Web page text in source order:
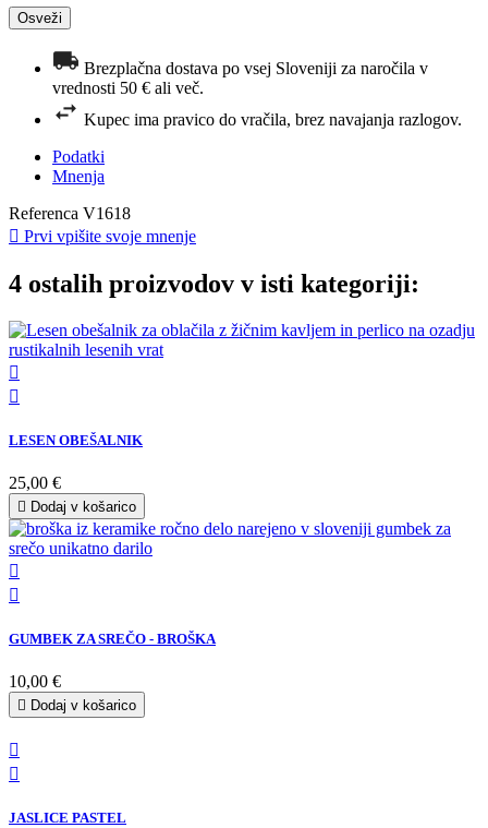
Brezplačna dostava po vsej Sloveniji za naročila v
vrednosti 50 € ali več.
Kupec ima pravico do vračila, brez navajanja razlogov.
Podatki
Mnenja
Referenca V1618
 Prvi vpišite svoje mnenje
4 ostalih proizvodov v isti kategoriji:


LESEN OBEŠALNIK
25,00 €
 Dodaj v košarico


GUMBEK ZA SREČO - BROŠKA
10,00 €
 Dodaj v košarico


JASLICE PASTEL